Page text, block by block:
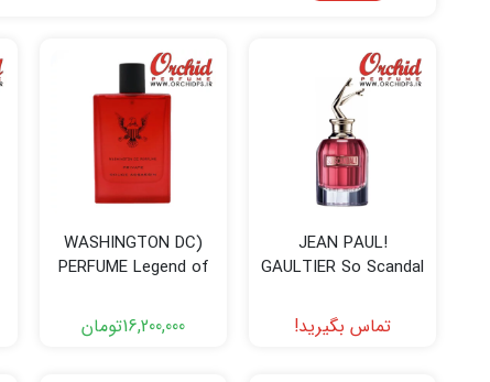
!JEAN PAUL
GAULTIER So Scandal
تماس بگیرید!
(WASHINGTON DC
PERFUME Legend of
Assassin (Cherry
Swing
16,200,000تومان